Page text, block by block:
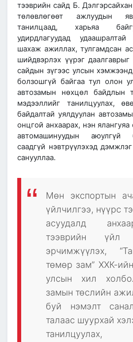
тээврийн сайд Б.
төлөвлөгөөт ажлуудын
танилцаад, харьяа
удирдлагуудад
шахаж ажиллах, тулгамдсан
шийдвэрлэх үүрэг
сайдын зүгээс улсын
болзошгүй байгаа тул олон
автозамын нөхцөл байдлын
мэдээллийг танилцуулах,
байдалтай уялдуулан
онцгой анхаарах, нэн
автомашинуудын аюулгүй
саадгүй нэвтрүүлэхэд
санууллаа.
Мөн экспортын
үйлчилгээ, нүүрс
асуудалд
тээврийн үйл
эрчимжүүлэх,
төмөр зам” ХХК-
улсын хил
замын төслийн
буй нэмэлт
талаас шуурхай